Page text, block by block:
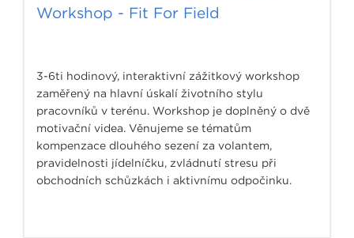
Workshop - Fit For Field
3-6ti hodinový, interaktivní zážitkový workshop
zaměřený na hlavní úskalí životního stylu
pracovníků v terénu. Workshop je doplněný o dvě
motivační videa. Věnujeme se tématům
kompenzace dlouhého sezení za volantem,
pravidelnosti jídelníčku, zvládnutí stresu při
obchodních schůzkách i aktivnímu odpočinku.